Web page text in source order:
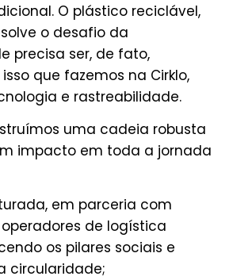
O plástico reciclável,
o desafio da
precisa ser, de fato,
que fazemos na Cirklo,
e rastreabilidade.
uma cadeia robusta
impacto em toda a jornada
em parceria com
de logística
os pilares sociais e
circularidade;